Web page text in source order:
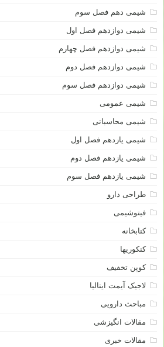
شیمی دهم فصل سوم
شیمی دوازدهم فصل اول
شیمی دوازدهم فصل چهارم
شیمی دوازدهم فصل دوم
شیمی دوازدهم فصل سوم
شیمی عمومی
شیمی محاسباتی
شیمی یازدهم فصل اول
شیمی یازدهم فصل دوم
شیمی یازدهم فصل سوم
طراحی دارو
فیتوشیمی
کتابخانه
کنکوریها
کوپن تخفیف
لاجیک آیمت ایتالیا
مباحث دارویی
مقالات انگیزشی
مقالات خبری